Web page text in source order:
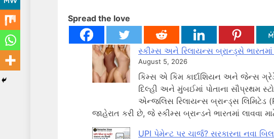
Spread the love
સ્કીમ્સ અને રિલાયન્સ બ્રાન્ડ્સે ભારતમાં
August 5, 2026
કિમ્સ એ કિમ કાર્દાશિયન અને જેન્સ
દિલ્હી અને મુંબઈમાં પોતાના સૌપ્રથમ
એન્જલિસ રિલાયન્સ બ્રાન્ડ્સ લિમિટેડ
જાહેરાત કરી છે, જે સ્કીમ્સ બ્રાન્ડને ભારતમાં લાવવા
UPI પેમેન્ટ પર ચાર્જ? સરકારના નવા